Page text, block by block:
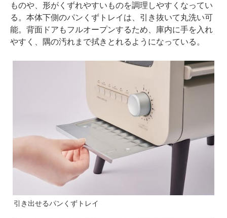
ものや、形がくずれやすいものを調理しやすくなってい
る。本体下側のパンくずトレイは、引き抜いて丸洗い可
能。背面ドアもフルオープンするため、庫内に手を入れ
やすく、隅の汚れまで拭きとれるようになっている。
引き出せるパンくずトレイ